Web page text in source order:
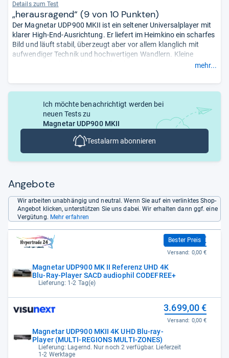
Details zum Test
„herausragend“ (9 von 10 Punkten)
Der Magnetar UDP900 MKII ist ein seltener Universalplayer mit
klarer High-End-Ausrichtung. Er liefert im Heimkino ein scharfes
Bild und läuft stabil, überzeugt aber vor allem klanglich mit
aufwendiger Technik und hochwertigen Wandlern. Kleine
Schwäche ist das hörbare Laufwerk. Für reines Filmsehen teuer,
- Zusammengefasst durch unsere Redaktion.
mehr...
Ich möchte benachrichtigt werden bei
neuen Tests zu
Magnetar UDP900 MKII
Testalarm abonnieren
Angebote
Wir arbeiten unabhängig und neutral. Wenn Sie auf ein verlinktes Shop-
Angebot klicken, unterstützen Sie uns dabei. Wir erhalten dann ggf. eine
Vergütung. Mehr erfahren
Magnetar UDP900 MK II Referenz UHD 4K
Blu-Ray-Player SACD audiophil CODEFREE+
Lieferung: 1-2 Tag(e)
Bester Preis
3.595,00 €
Versand: 0,00 €
Magnetar UDP900 MKII 4K UHD Blu-ray-
Player (MULTI-REGIONS MULTI-ZONES)
Lieferung: Lagernd. Nur noch 2 verfügbar. Lieferzeit
1-2 Werktage
3.699,00 €
Versand: 0,00 €